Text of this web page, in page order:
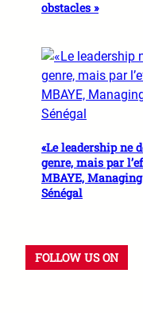
obstacles »
«Le leadership ne
genre, mais par
MBAYE,
Sénégal
FOLLOW US ON